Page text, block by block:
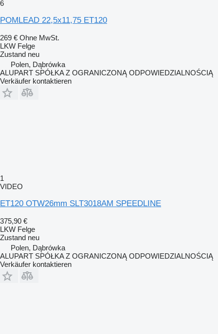
6
POMLEAD 22,5x11,75 ET120
269 € Ohne MwSt.
LKW Felge
Zustand neu
Polen, Dąbrówka
ALUPART SPÓŁKA Z OGRANICZONĄ ODPOWIEDZIALNOŚCIĄ
Verkäufer kontaktieren
1
VIDEO
ET120 OTW26mm SLT3018AM SPEEDLINE
375,90 €
LKW Felge
Zustand neu
Polen, Dąbrówka
ALUPART SPÓŁKA Z OGRANICZONĄ ODPOWIEDZIALNOŚCIĄ
Verkäufer kontaktieren